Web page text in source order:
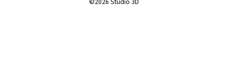
©2026 Studio 3D